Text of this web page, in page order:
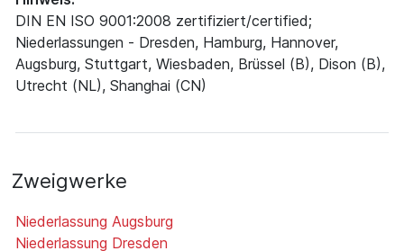
DIN EN ISO 9001:2008 zertifiziert/certified;
Niederlassungen - Dresden, Hamburg, Hannover,
Augsburg, Stuttgart, Wiesbaden, Brüssel (B), Dison (B),
Utrecht (NL), Shanghai (CN)
Zweigwerke
Niederlassung Augsburg
Niederlassung Dresden